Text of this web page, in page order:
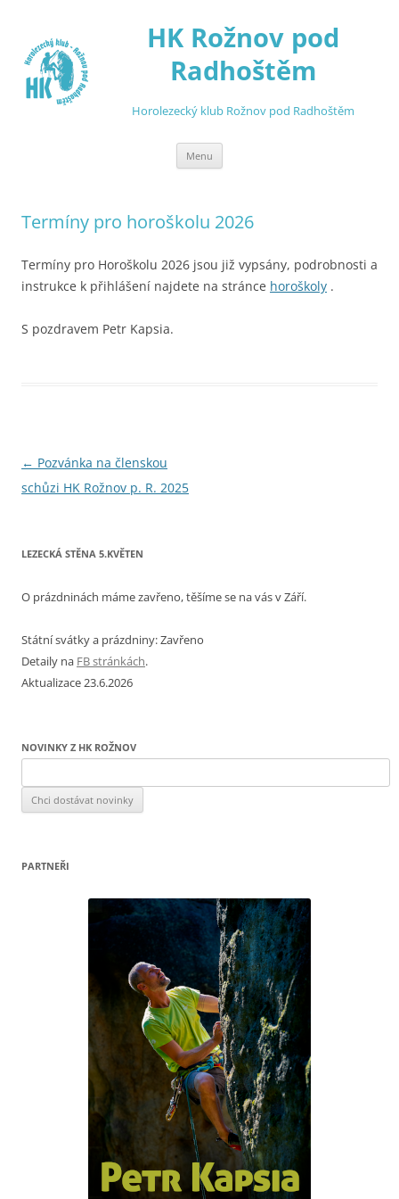
webu
HK Rožnov pod
Radhoštěm
Horolezecký klub Rožnov pod Radhoštěm
Menu
Termíny pro horoškolu 2026
Termíny pro Horoškolu 2026 jsou již vypsány, podrobnosti a
instrukce k přihlášení najdete na stránce horoškoly .
S pozdravem Petr Kapsia.
Navigace
pro
← Pozvánka na členskou
schůzi HK Rožnov p. R. 2025
LEZECKÁ STĚNA 5.KVĚTEN
O prázdninách máme zavřeno, těšíme se na vás v Září.
Státní svátky a prázdniny: Zavřeno
Detaily na FB stránkách.
Aktualizace 23.6.2026
NOVINKY Z HK ROŽNOV
PARTNEŘI